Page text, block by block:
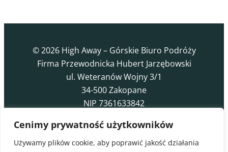
Cenimy prywatność użytkowników
Używamy plików cookie, aby poprawić jakość działania
© 2026 High Away – Górskie Biuro Podróży
Firma Przewodnicka Hubert Jarzębowski
ul. Weteranów Wojny 3/1
34-500 Zakopane
NIP 7361633842
Kalendarz Wycieczek 2026
Wyprawa